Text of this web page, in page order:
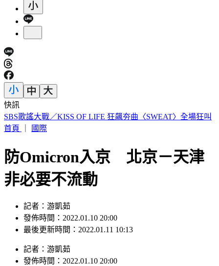
快訊
美股那斯達克12/6起大變革 一天交易23小時
首頁
國際
防Omicron入京 北京－天津
非必要不流動
記者：游凱茹
發佈時間：2022.01.10 20:00
最後更新時間：2022.01.11 10:13
記者 ： 游凱茹
發佈時間： 2022.01.10 20:00